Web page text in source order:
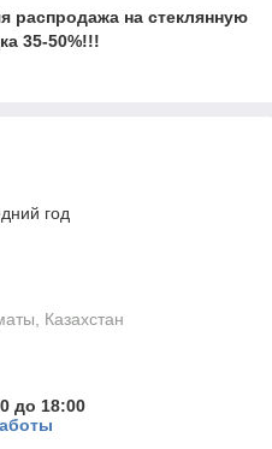
распродажа на стеклянную
35-50%!!!
год
Казахстан
до 18:00